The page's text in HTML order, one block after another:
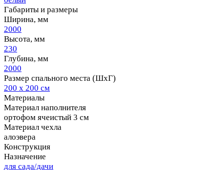
Габариты и размеры
Ширина, мм
2000
Высота, мм
230
Глубина, мм
2000
Размер спального места (ШхГ)
200 х 200 см
Материалы
Материал наполнителя
ортофом ячеистый 3 см
Материал чехла
алоэвера
Конструкция
Назначение
для сада/дачи